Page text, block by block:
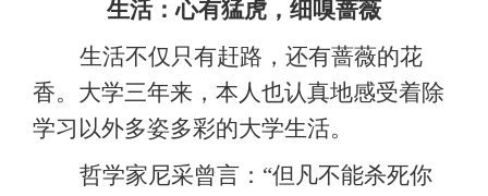
生活：心有猛虎，细嗅蔷薇
生活不仅只有赶路，还有蔷薇的花
香。大学三年来，本人也认真地感受着除
学习以外多姿多彩的大学生活。
哲学家尼采曾言： “但凡不能杀死你